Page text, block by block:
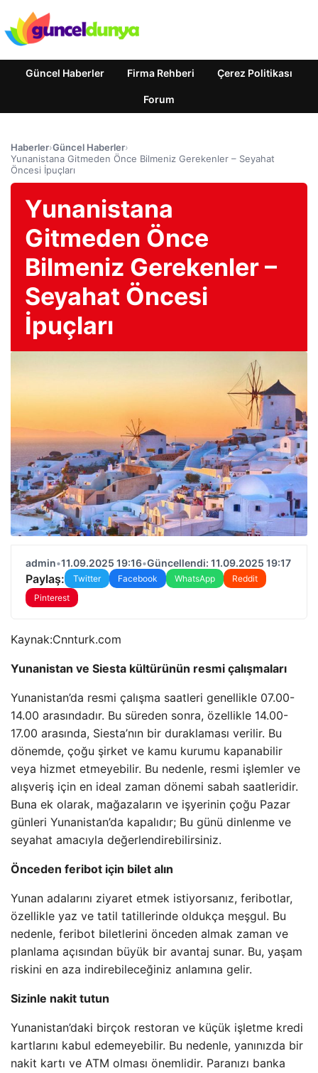
Güncel Haberler Firma Rehberi Çerez Politikası
Forum
Haberler›Güncel Haberler›
Yunanistana Gitmeden Önce Bilmeniz Gerekenler – Seyahat
Öncesi İpuçları
Yunanistana
Gitmeden Önce
Bilmeniz Gerekenler –
Seyahat Öncesi
İpuçları
admin•11.09.2025 19:16•Güncellendi: 11.09.2025 19:17
Paylaş: Twitter Facebook WhatsApp
Reddit
Pinterest
Kaynak:Cnnturk.com
Yunanistan ve Siesta kültürünün resmi çalışmaları
Yunanistan’da resmi çalışma saatleri genellikle 07.00-
14.00 arasındadır. Bu süreden sonra, özellikle 14.00-
17.00 arasında, Siesta’nın bir duraklaması verilir. Bu
dönemde, çoğu şirket ve kamu kurumu kapanabilir
veya hizmet etmeyebilir. Bu nedenle, resmi işlemler ve
alışveriş için en ideal zaman dönemi sabah saatleridir.
Buna ek olarak, mağazaların ve işyerinin çoğu Pazar
günleri Yunanistan’da kapalıdır; Bu günü dinlenme ve
seyahat amacıyla değerlendirebilirsiniz.
Önceden feribot için bilet alın
Yunan adalarını ziyaret etmek istiyorsanız, feribotlar,
özellikle yaz ve tatil tatillerinde oldukça meşgul. Bu
nedenle, feribot biletlerini önceden almak zaman ve
planlama açısından büyük bir avantaj sunar. Bu, yaşam
riskini en aza indirebileceğiniz anlamına gelir.
Sizinle nakit tutun
Yunanistan’daki birçok restoran ve küçük işletme kredi
kartlarını kabul edemeyebilir. Bu nedenle, yanınızda bir
nakit kartı ve ATM olması önemlidir. Paranızı banka